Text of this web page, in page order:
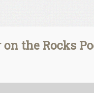
the Rocks